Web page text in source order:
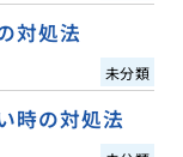
対処法
未分類
時の対処法